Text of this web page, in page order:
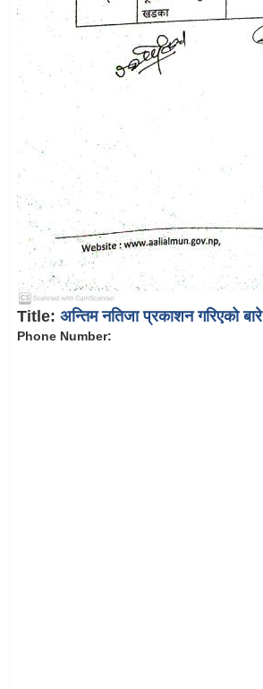
Title: अन्तिम नतिजा प्रकाशन गरिएको बारे
Phone Number: